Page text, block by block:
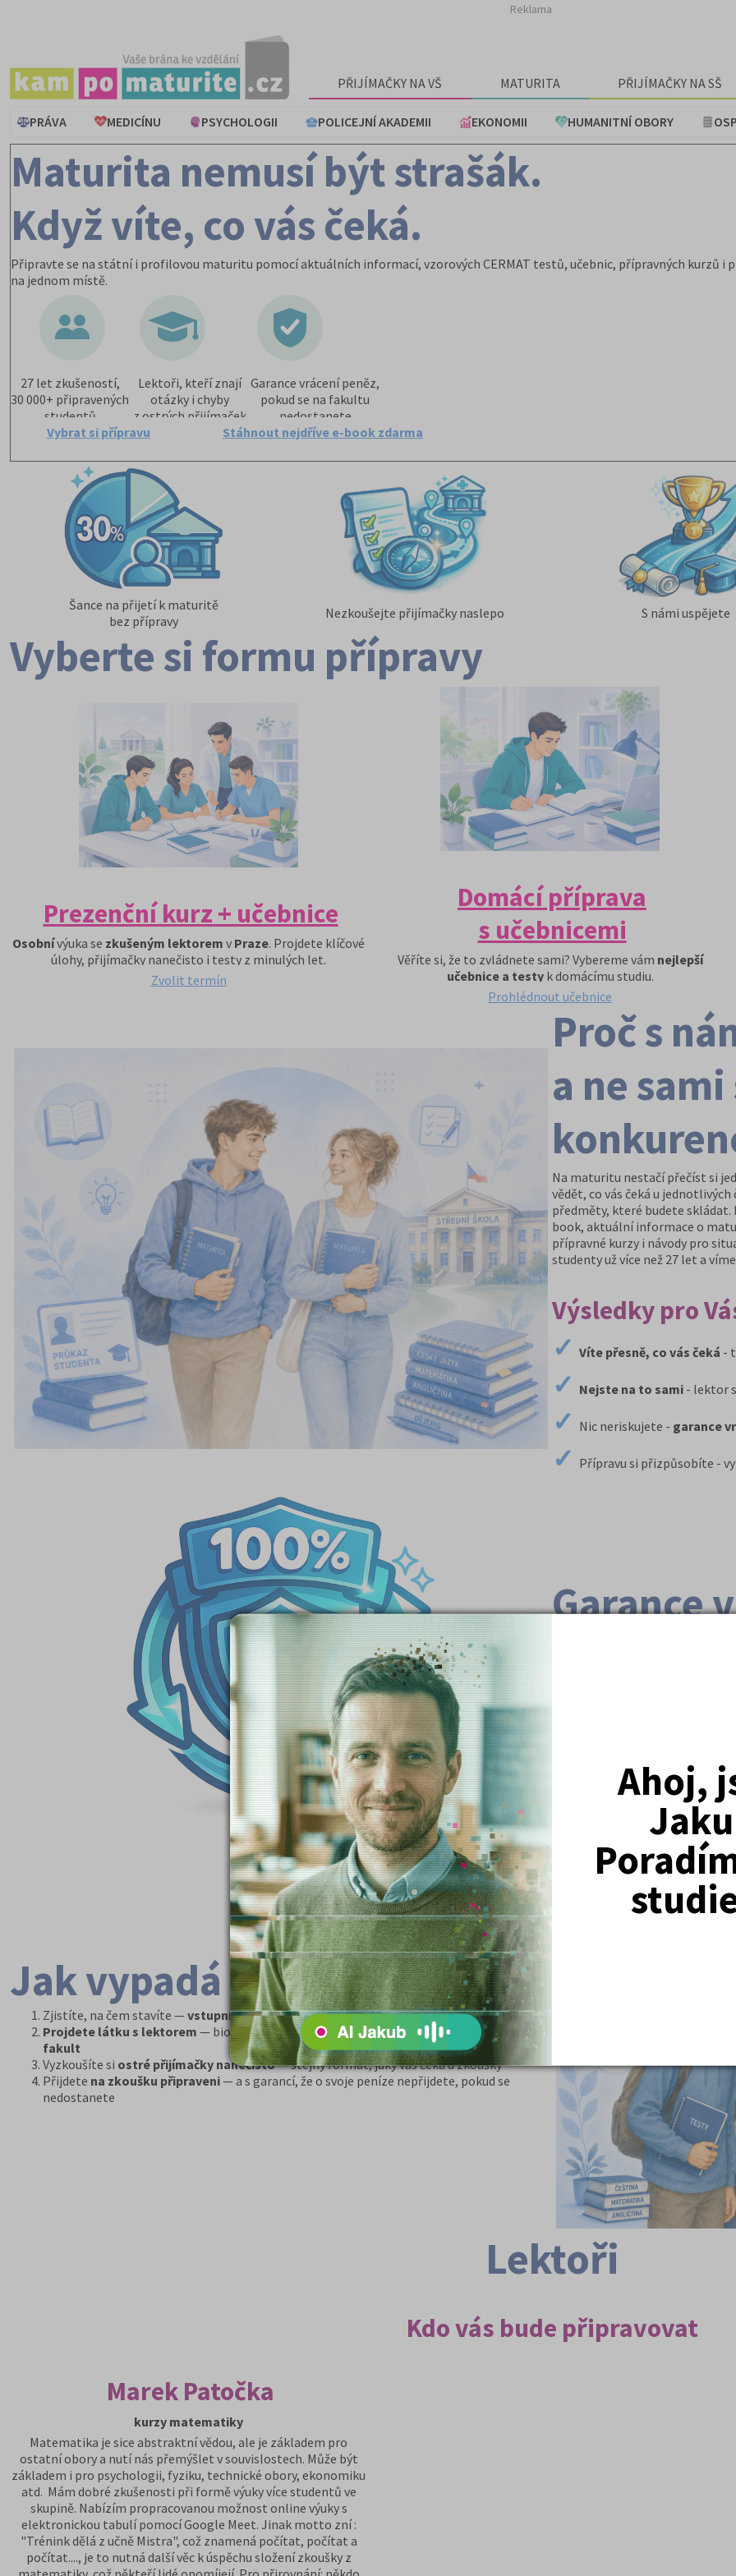
Ahoj,
Reklama
PŘIJÍMAČKY NA VŠ MATURITA PŘIJÍMAČKY NA SŠ
PRÁVA MEDICÍNU PSYCHOLOGII POLICEJNÍ AKADEMII EKONOMII HUMANITNÍ OBORY
Maturita nemusí být strašák.
Když víte, co vás čeká.
Připravte se na státní i profilovou maturitu pomocí aktuálních informací, vzorových CERMAT testů, učebnic, přípravných kurzů i
na jednom místě.
27 let zkušeností,
30 000+ připravených
studentů
Lektoři, kteří znají
otázky i chyby
z ostrých přijímaček
Garance vrácení peněz,
pokud se na fakultu
nedostanete
Vybrat si přípravu
Stáhnout nejdříve e-book zdarma
Šance na přijetí k maturitě
bez přípravy
Nezkoušejte přijímačky naslepo S námi uspějete
Vyberte si formu přípravy
Prezenční kurz + učebnice
Osobnívýuka se zkušeným lektorem v Praze. Projdete klíčové
úlohy, přijímačky nanečisto i testy z minulých let.
Zvolit termín
Domácí příprava
s učebnicemi
Věříte si, že to zvládnete sami? Vybereme vám nejlepší
učebnice a testyk domácímu studiu.
Prohlédnout učebnice
Proč s
a ne sami
Na maturitu nestačí přečíst si
vědět, co vás čeká u
předměty, které budete
book, aktuální informace o
přípravné kurzy i návody pro
studenty už více než 27 let a
Výsledky pro
✓ Víte přesně, co vás čeká -
✓ Nejste na to sami - lektor
✓ Nic neriskujete - garance
✓ Přípravu si přizpůsobíte -
Garance
Pokud se přes naši přípravu
Jak vypadá cesta k přijetí
Zjistíte, na čem stavíte — vstupní testukáže, kde jste silní a kde je co dohnat
Projdete látku s lektorem — biologie, fyzika, chemie podleskutečných požadavků
fakult
Vyzkoušíte si ostré přijímačky nanečisto— stejný formát, jaký vás čeká u zkoušky
Přijdete na zkoušku připraveni— a s garancí, že o svoje peníze nepřijdete, pokud se
nedostanete
Lektoři
Kdo vás bude připravovat
Marek Patočka
kurzy matematiky
Matematika je sice abstraktní vědou, ale je základem pro
ostatní obory a nutí nás přemýšlet v souvislostech. Může být
základem i pro psychologii, fyziku, technické obory, ekonomiku
atd. Mám dobré zkušenosti při formě výuky více studentů ve
skupině. Nabízím propracovanou možnost online výuky s
elektronickou tabulí pomocí Google Meet. Jinak motto zní :
"Trénink dělá z učně Mistra", což znamená počítat, počítat a
počítat...., je to nutná další věc k úspěchu složení zkoušky z